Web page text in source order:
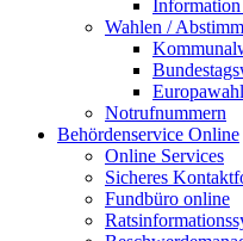
Information
Wahlen /
Notrufnummern
Behördenservice Online
Online Services
Sicheres
Fundbüro online